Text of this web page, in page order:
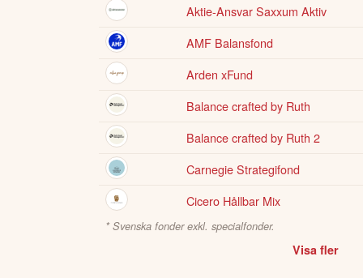
Aktie-Ansvar Saxxum Aktiv
AMF Balansfond
Arden xFund
Balance crafted by Ruth
Balance crafted by Ruth 2
Carnegie Strategifond
Cicero Hållbar Mix
* Svenska fonder exkl. specialfonder.
Visa fler